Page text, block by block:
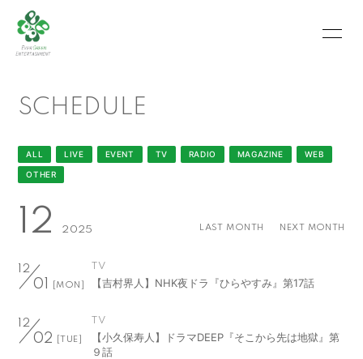
SCHEDULE
VIDEO PHOTO
RECRUIT CONTACT
ABOUT US
会員登録 ログイン
SCHEDULE
ALL LIVE EVENT TV RADIO MAGAZINE WEB
OTHER
12 2025 LAST MONTH NEXT MONTH
12
01 [MON]
TV
【吉村界人】NHK夜ドラ『ひらやすみ』第17話
12
02 [TUE]
TV
【小久保寿人】ドラマDEEP『そこから先は地獄』第
９話